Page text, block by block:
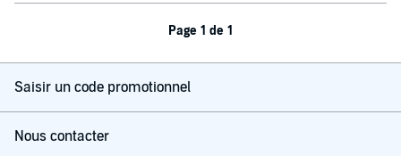
Page 1 de 1
Saisir un code promotionnel
Nous contacter